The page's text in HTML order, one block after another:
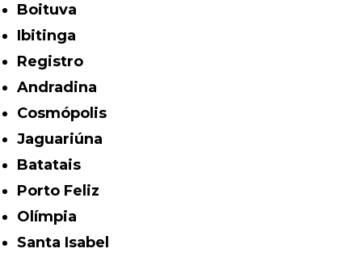
Boituva
Ibitinga
Registro
Andradina
Cosmópolis
Jaguariúna
Batatais
Porto Feliz
Olímpia
Santa Isabel